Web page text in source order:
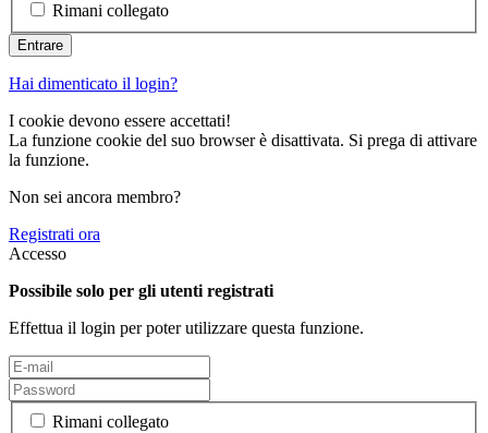
Rimani collegato
Hai dimenticato il login?
I cookie devono essere accettati!
La funzione cookie del suo browser è disattivata. Si prega di attivare
la funzione.
Non sei ancora membro?
Registrati ora
Accesso
Possibile solo per gli utenti registrati
Effettua il login per poter utilizzare questa funzione.
Rimani collegato